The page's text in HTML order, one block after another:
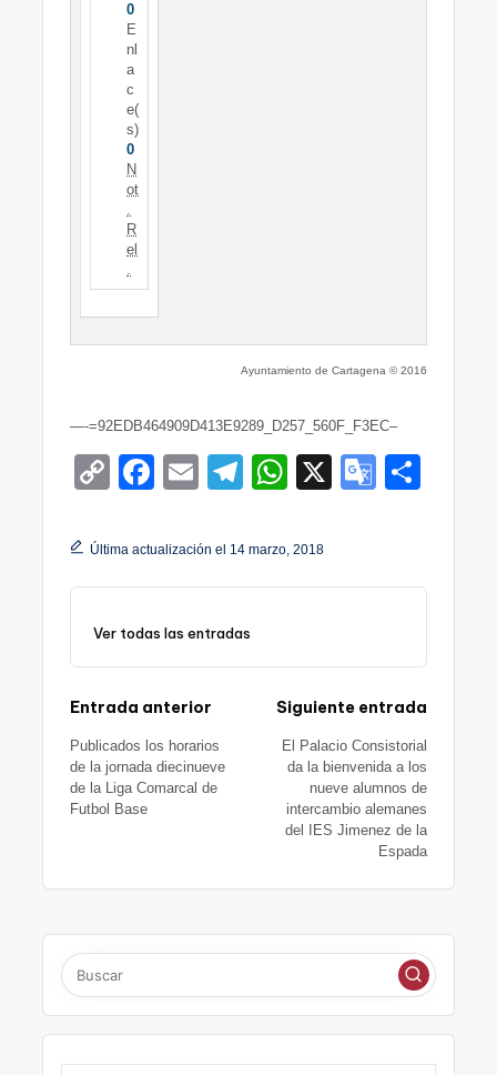
0
E
nl
a
c
e(
s)
0
N
ot
.
R
el
.
Ayuntamiento de Cartagena © 2016
—-=92EDB464909D413E9289_D257_560F_F3EC–
C
p
y
n
F
c
e
o
k
E
ail
T
e
gr
m
W
at
s
X
G
gl
n
sl
at
e
e
Última actualización el 14 marzo, 2018
Ver todas las entradas
Navegación
de
entradas
Entrada anterior
Publicados los horarios
de la jornada diecinueve
de la Liga Comarcal de
Futbol Base
Siguiente entrada
El Palacio Consistorial
da la bienvenida a los
nueve alumnos de
intercambio alemanes
del IES Jimenez de la
Espada